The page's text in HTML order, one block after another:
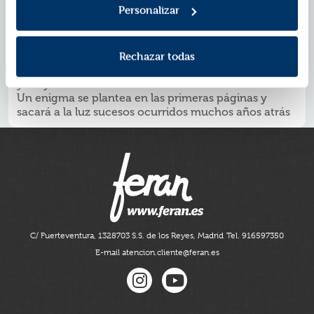
Personalizar
Rechazar todas
NUNCA ESTUVIMOS ALLÍ
La magnífica ambientación en la Villa de Comillas,
Un enigma se plantea en las primeras páginas y
sacará a la luz sucesos ocurridos muchos años atrás
C/ Fuerteventura, 1328703 S.S. de los Reyes, Madrid Tel. 916597350
E-mail atencion.cliente@feran.es